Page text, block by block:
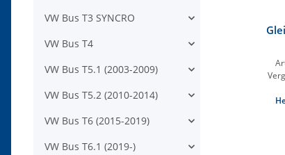
VW Bus T3 SYNCRO
VW Bus T4
VW Bus T5.1 (2003-2009)
VW Bus T5.2 (2010-2014)
VW Bus T6 (2015-2019)
VW Bus T6.1 (2019-)